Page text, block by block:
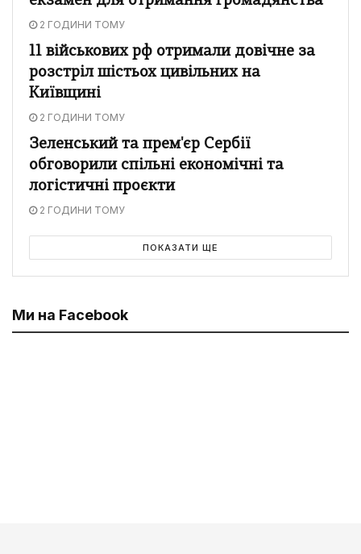
2 ГОДИНИ ТОМУ
11 військових рф отримали довічне за
розстріл шістьох цивільних на
Київщині
2 ГОДИНИ ТОМУ
Зеленський та прем'єр Сербії
обговорили спільні економічні та
логістичні проєкти
2 ГОДИНИ ТОМУ
ПОКАЗАТИ ЩЕ
Ми на Facebook